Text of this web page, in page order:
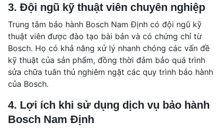
3. Đội ngũ kỹ thuật viên chuyên nghiệp
Trung tâm bảo hành Bosch Nam Định có đội ngũ kỹ
thuật viên được đào tạo bài bản và có chứng chỉ từ
Bosch. Họ có khả năng xử lý nhanh chóng các vấn đề
kỹ thuật của sản phẩm, đồng thời đảm bảo quá trình
sửa chữa tuân thủ nghiêm ngặt các quy trình bảo hành
của Bosch.
4. Lợi ích khi sử dụng dịch vụ bảo hành
Bosch Nam Định